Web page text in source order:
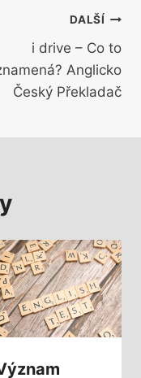
DALŠÍ
i drive – Co to
Anglicko
Český Překladač